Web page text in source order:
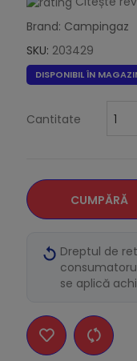
Brand: Campingaz
SKU: 203429
DISPONIBIL ÎN
Cantitate
CUMPĂRĂ
Dreptul de
se aplică